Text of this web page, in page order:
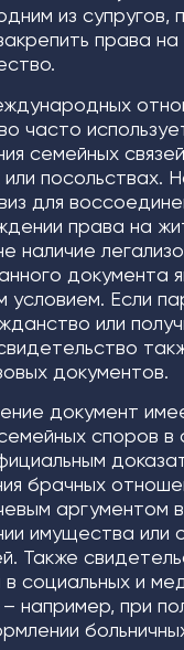
из супругов,
права
часто
семейных
или посольствах.
для
права на
наличие
документа
условием. Если
или
документов.
документ
споров в
брачных
аргументом в
имущества или
Также
в социальных и
например, при